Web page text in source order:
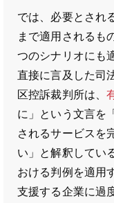
では、必要とされ
まで適用されるも
つのシナリオにも
直接に言及した司
区控訴裁判所は、
に」という文言を
されるサービスを
い」と解釈してい
おける判例を適用
支援する企業に過